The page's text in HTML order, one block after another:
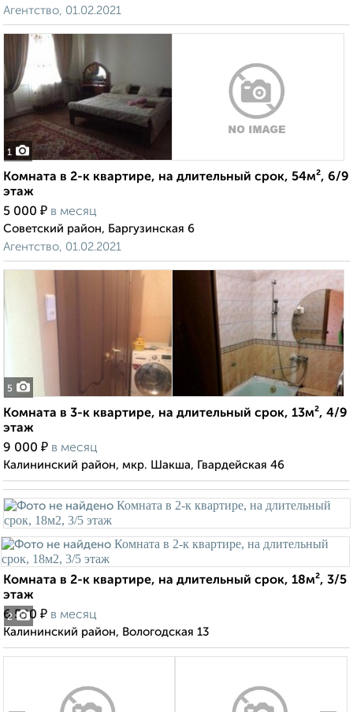
Агентство, 01.02.2021
1
Комната в 2-к квартире, на длительный срок, 54м², 6/9
этаж
5 000 ₽ в месяц
Советский район, Баргузинская 6
Агентство, 01.02.2021
5
Комната в 3-к квартире, на длительный срок, 13м², 4/9
этаж
9 000 ₽ в месяц
Калининский район, мкр. Шакша, Гвардейская 46
2
Комната в 2-к квартире, на длительный срок, 18м², 3/5
этаж
6 500 ₽ в месяц
Калининский район, Вологодская 13